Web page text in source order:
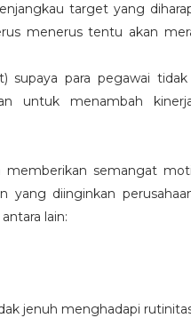
target yang
menerus tentu akan
supaya para pegawai
untuk menambah
semangat
yang diinginkan
lain:
jenuh menghadapi